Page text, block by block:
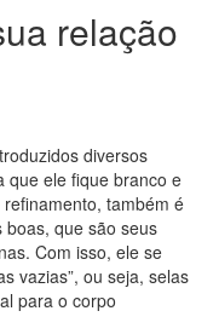
relação
diversos
ele fique branco e
também é
que são seus
Com isso, ele se
vazias”, ou seja, selas
para o corpo